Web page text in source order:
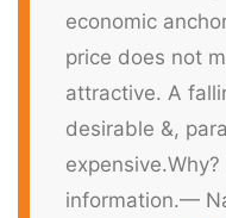
economic
price does not
attractive. A
desirable &,
expensive.
information.—